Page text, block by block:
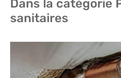
Dans la catégorie
sanitaires